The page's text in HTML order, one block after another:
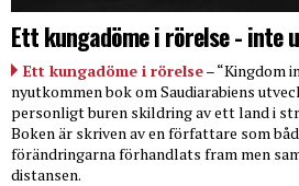
Ett kungadöme i rörelse - inte
Ett kungadöme i rörelse– “Kingdom
nyutkommen bok om Saudiarabiens
personligt buren skildring av ett land i
Boken är skriven av en författare som
förändringarna förhandlats fram men
distansen.